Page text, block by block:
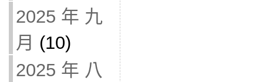
2025 年 九
月 (10)
2025 年 八